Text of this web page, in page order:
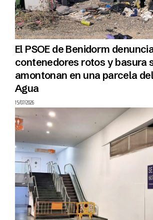
El PSOE de Benidorm
contenedores rotos y basura
amontonan en una parcela
Agua
15/07/2026